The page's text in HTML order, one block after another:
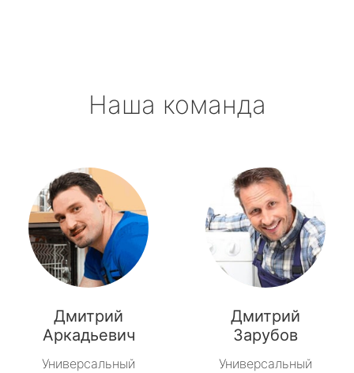
Наша команда
Дмитрий
Аркадьевич
Универсальный
Дмитрий
Зарубов
Универсальный